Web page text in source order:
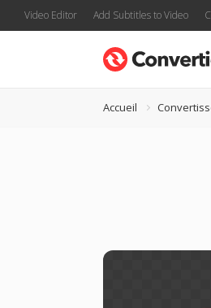
Video Editor Add Subtitles to Video
Accueil